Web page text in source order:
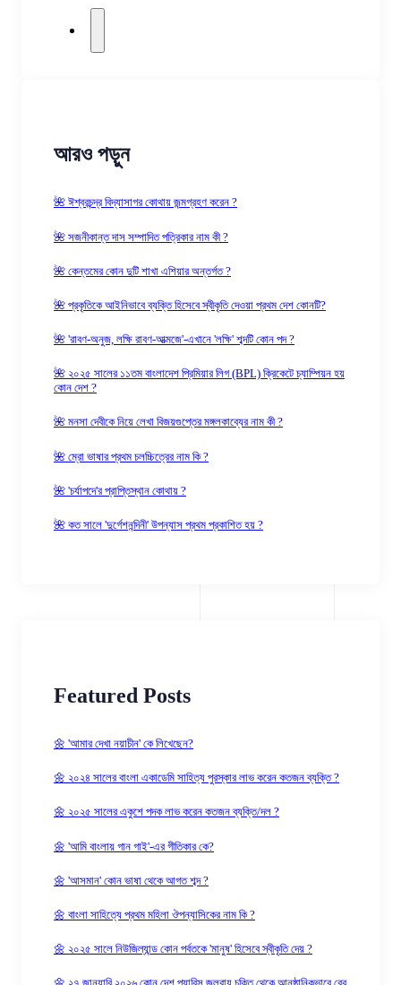
আরও পড়ুন
🌺 ঈশ্বরচন্দ্র বিদ্যাসাগর কোথায় জন্মগ্রহণ করেন ?
🌺 সজনীকান্ত দাস সম্পাদিত পত্রিকার নাম কী ?
🌺 কেন্তমের কোন দুটি শাখা এশিয়ার অন্তর্গত ?
🌺 প্রকৃতিকে আইনিভাবে ব্যক্তি হিসেবে স্বীকৃতি দেওয়া প্রথম দেশ কোনটি?
🌺 'রাবণ-অনুজ, লক্ষি রাবণ-আত্মজে'-এখানে 'লক্ষি' শব্দটি কোন পদ ?
🌺 ২০২৫ সালের ১১তম বাংলাদেশ প্রিমিয়ার লিগ (BPL) ক্রিকেটে চ্যাম্পিয়ন হয়
কোন দেশ ?
🌺 মনসা দেবীকে নিয়ে লেখা বিজয়গুপ্তের মঙ্গলকাব্যের নাম কী ?
🌺 ম্রো ভাষার প্রথম চলচ্চিত্রের নাম কি ?
🌺 'চর্যাপদে'র প্রাপ্তিস্থান কোথায় ?
🌺 কত সালে 'দুর্গেশনন্দিনী' উপন্যাস প্রথম প্রকাশিত হয় ?
Featured Posts
🌼 'আমার দেখা নয়াচীন' কে লিখেছেন?
🌼 ২০২৪ সালের বাংলা একাডেমি সাহিত্য পুরস্কার লাভ করেন কতজন ব্যক্তি ?
🌼 ২০২৫ সালের একুশে পদক লাভ করেন কতজন ব্যক্তি/দল ?
🌼 'আমি বাংলায় গান গাই'-এর গীতিকার কে?
🌼 'আসমান' কোন ভাষা থেকে আগত শব্দ ?
🌼 বাংলা সাহিত্যে প্রথম মহিলা ঔপন্যাসিকের নাম কি ?
🌼 ২০২৫ সালে নিউজিল্যান্ড কোন পর্বতকে 'মানুষ' হিসেবে স্বীকৃতি দেয় ?